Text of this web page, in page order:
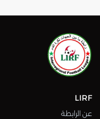
LIRF
عن الرابطة